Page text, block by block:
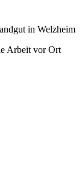
in Welzheim
Arbeit vor Ort